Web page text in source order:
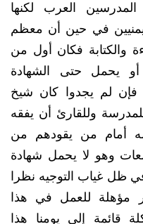
العرب لكنها
في حين أن معظم
والكتابة فكان أول من
أو يحمل حتى الشهادة
فإن لم يجدوا كان شيخ
وللقارئ أن يفقه
أمام من يقودهم من
وهو لا يحمل شهادة
ظل غياب التوجيه نظرا
مؤهلة للعمل في هذا
قائمة إلى يومنا هذا